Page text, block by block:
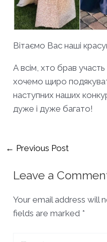
Вітаємо Вас наші
А всім, хто брав
хочемо щиро
наступних наших
дуже і дуже багато!
Post
← Previous Post
Leave a
Your email address will
fields are marked *